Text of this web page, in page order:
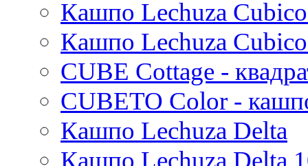
Стрелиция (Strelitzia)
Трахикарпус (Trachycarpus)
Вашингтония (Washingtonia)
Rough
Urban
Suze
Karlijn
Iris
Mees
Pure
Кашпо Lechuza
Кашпо Lechuza
CUBE Cottage -
CUBETO Color -
Кашпо Lechuza Delta
Кашпо Lechuza Delta